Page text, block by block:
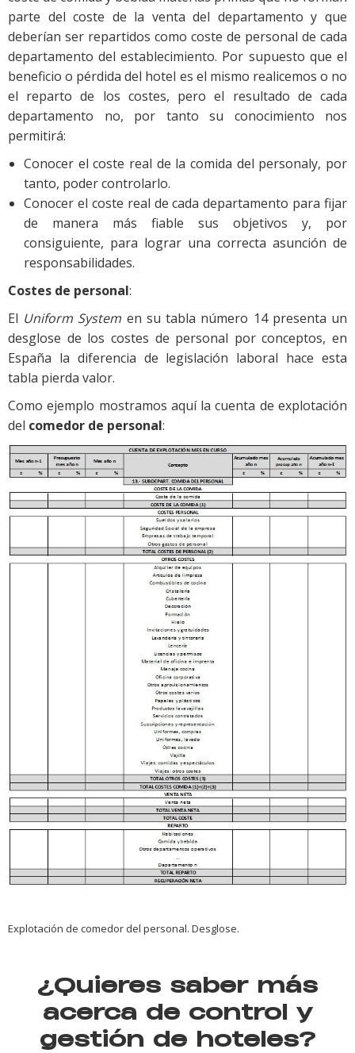
parte del coste de la venta del departamento y que
deberían ser repartidos como coste de personal de cada
departamento del establecimiento. Por supuesto que el
beneficio o pérdida del hotel es el mismo realicemos o no
el reparto de los costes, pero el resultado de cada
departamento no, por tanto su conocimiento nos
permitirá:
Conocer el coste real de la comida del personaly, por
tanto, poder controlarlo.
Conocer el coste real de cada departamento para fijar
de manera más fiable sus objetivos y, por
consiguiente, para lograr una correcta asunción de
responsabilidades.
Costes de personal:
El Uniform System en su tabla número 14 presenta un
desglose de los costes de personal por conceptos, en
España la diferencia de legislación laboral hace esta
tabla pierda valor.
Como ejemplo mostramos aquí la cuenta de explotación
del comedor de personal:
Explotación de comedor del personal. Desglose.
¿Quieres saber más
acerca de control y
gestión de hoteles?